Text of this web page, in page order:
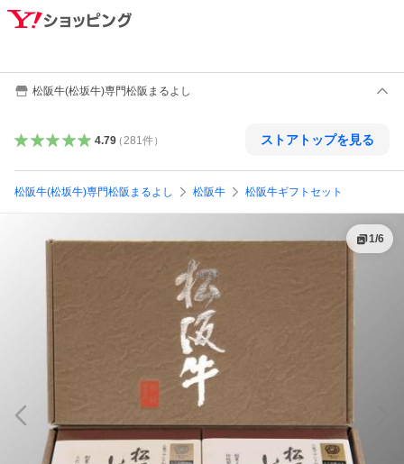
松阪牛(松坂牛)専門松阪まるよし
4.79（ 281件） ストアトップを見る
松阪牛(松坂牛)専門松阪まるよし 松阪牛 松阪牛ギフトセット
1/6